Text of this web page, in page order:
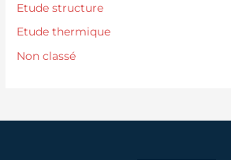
Etude structure
Etude thermique
Non classé